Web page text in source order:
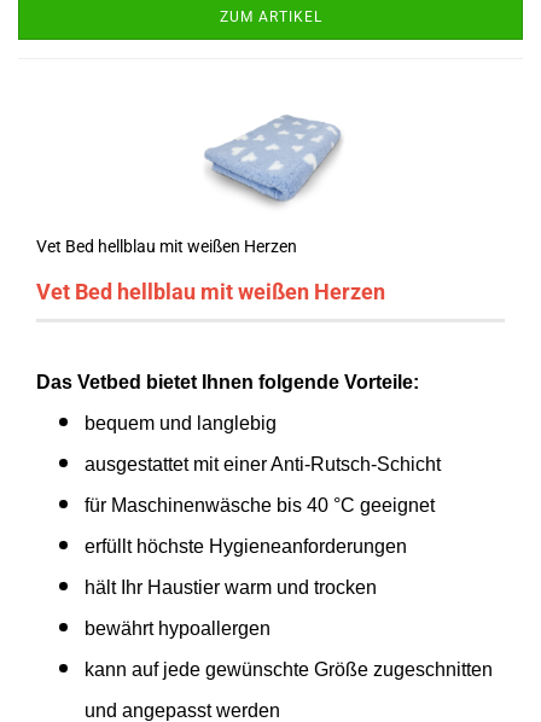
ZUM ARTIKEL
Vet Bed hellblau mit weißen Herzen
Vet Bed hellblau mit weißen Herzen
Das Vetbed bietet Ihnen folgende Vorteile:
bequem und langlebig
ausgestattet mit einer Anti-Rutsch-Schicht
für Maschinenwäsche bis 40 °C geeignet
erfüllt höchste Hygieneanforderungen
hält Ihr Haustier warm und trocken
bewährt hypoallergen
kann auf jede gewünschte Größe zugeschnitten
und angepasst werden